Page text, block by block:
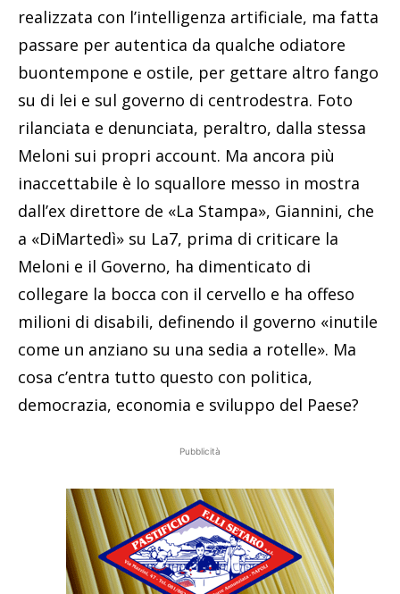
realizzata con l’intelligenza artificiale, ma fatta
passare per autentica da qualche odiatore
buontempone e ostile, per gettare altro fango
su di lei e sul governo di centrodestra. Foto
rilanciata e denunciata, peraltro, dalla stessa
Meloni sui propri account. Ma ancora più
inaccettabile è lo squallore messo in mostra
dall’ex direttore de «La Stampa», Giannini, che
a «DiMartedì» su La7, prima di criticare la
Meloni e il Governo, ha dimenticato di
collegare la bocca con il cervello e ha offeso
milioni di disabili, definendo il governo «inutile
come un anziano su una sedia a rotelle». Ma
cosa c’entra tutto questo con politica,
democrazia, economia e sviluppo del Paese?
Pubblicità